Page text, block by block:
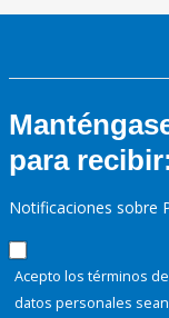
para
Notificaciones sobre
Acepto los términos de
datos personales